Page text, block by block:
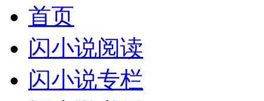
首页
闪小说阅读
闪小说专栏